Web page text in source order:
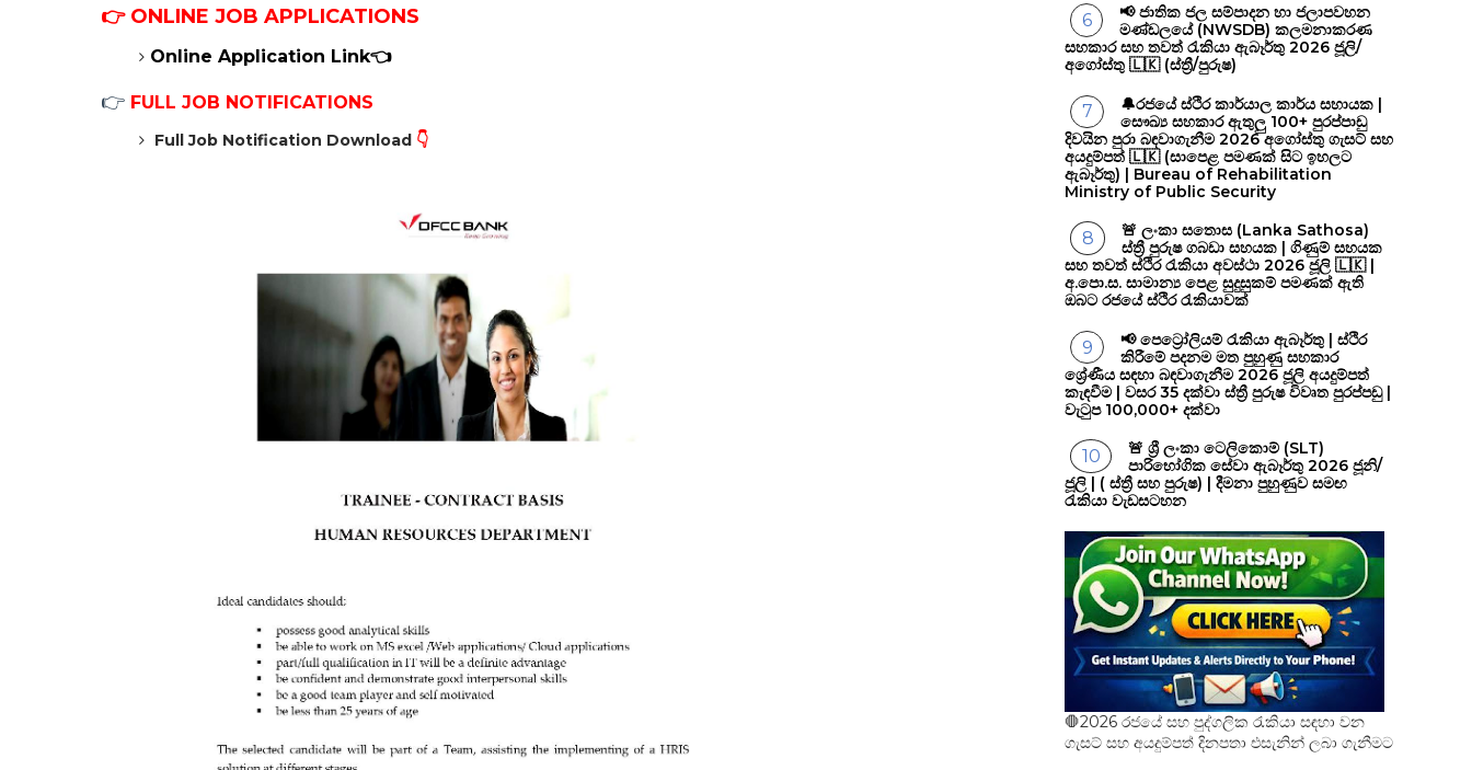
👉 ONLINE JOB APPLICATIONS
Online Application Link👈
👉 FULL JOB NOTIFICATIONS
Full Job Notification Download 👇
📢 ජාතික ජල සම්පාදන හා ජලාපවහන
මණ්ඩලයේ (NWSDB) කලමනාකරණ
සහකාර සහ තවත් රැකියා ඇබෑර්තු 2026 ජූලි/
අගෝස්තු 🇱🇰 (ස්ත්‍රී/පුරුෂ)
🔔රජයේ ස්ථිර කාර්යාල කාර්ය සහායක |
සෞඛ්‍ය සහකාර ඇතුලු 100+ පුරප්පාඩු
දිවයින පුරා බඳවාගැනීම 2026 අගෝස්තු ගැසට් සහ
අයදුම්පත් 🇱🇰 (සාපෙළ පමණක් සිට ඉහලට
ඇබෑර්තු) | Bureau of Rehabilitation
Ministry of Public Security
🚨 ලංකා සතොස (Lanka Sathosa)
ස්ත්‍රී පුරුෂ ගබඩා සහයක | ගිණුම් සහයක
සහ තවත් ස්ථිර රැකියා අවස්ථා 2026 ජූලි 🇱🇰 |
අ.පො.ස. සාමාන්‍ය පෙළ සුදුසුකම් පමණක් ඇති
ඔබට රජයේ ස්ථිර රැකියාවක්
📢 පෙට්‍රෝලියම් රැකියා ඇබෑර්තු | ස්ථිර
කිරීමේ පදනම මත පුහුණු සහකාර
ශ්‍රේණීය සඳහා බඳවාගැනීම 2026 ජූලි අයදුම්පත්
කැඳවීම | වසර 35 දක්වා ස්ත්‍රී පුරුෂ විවෘත පුරප්පඩු |
වැටුප 100,000+ දක්වා
🚨 ශ්‍රී ලංකා ටෙලිකොම් (SLT)
පාරිභෝගික සේවා ඇබෑර්තු 2026 ජූනි/
ජූලි | ( ස්ත්‍රී සහ පුරුෂ) | දීමනා පුහුණුව සමඟ
රැකියා වැඩසටහන
🛑2026 රජයේ සහ පුද්ගලික රැකියා සඳහා වන
ගැසට් සහ අයදුම්පත් දිනපතා එසැනින් ලබා ගැනීමට